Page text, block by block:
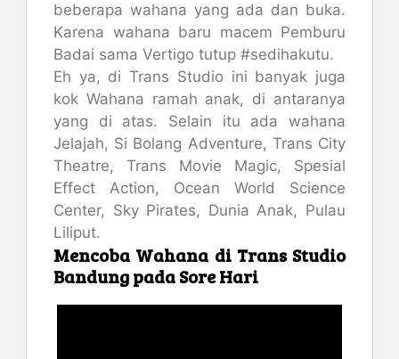
beberapa wahana yang ada dan buka.
Karena wahana baru macem Pemburu
Badai sama Vertigo tutup #sedihakutu.
Eh ya, di Trans Studio ini banyak juga
kok Wahana ramah anak, di antaranya
yang di atas. Selain itu ada wahana
Jelajah, Si Bolang Adventure, Trans City
Theatre, Trans Movie Magic, Spesial
Effect Action, Ocean World Science
Center, Sky Pirates, Dunia Anak, Pulau
Liliput.
Mencoba Wahana di Trans Studio
Bandung pada Sore Hari